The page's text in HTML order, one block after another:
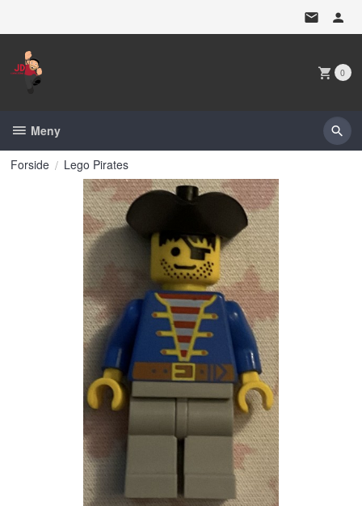
0
Meny
Forside Lego Pirates